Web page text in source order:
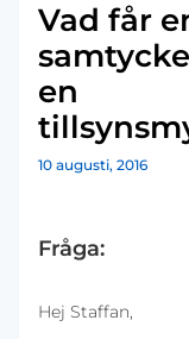
Vad får
en
10 augusti, 2016
Fråga:
Hej Staffan,